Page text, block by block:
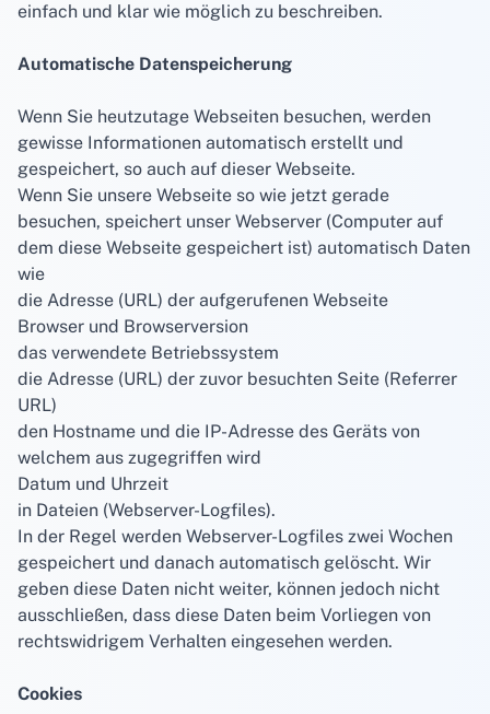
einfach und klar wie möglich zu beschreiben.
Automatische Datenspeicherung
Wenn Sie heutzutage Webseiten besuchen, werden
gewisse Informationen automatisch erstellt und
gespeichert, so auch auf dieser Webseite.
Wenn Sie unsere Webseite so wie jetzt gerade
besuchen, speichert unser Webserver (Computer auf
dem diese Webseite gespeichert ist) automatisch Daten
wie
die Adresse (URL) der aufgerufenen Webseite
Browser und Browserversion
das verwendete Betriebssystem
die Adresse (URL) der zuvor besuchten Seite (Referrer
URL)
den Hostname und die IP-Adresse des Geräts von
welchem aus zugegriffen wird
Datum und Uhrzeit
in Dateien (Webserver-Logfiles).
In der Regel werden Webserver-Logfiles zwei Wochen
gespeichert und danach automatisch gelöscht. Wir
geben diese Daten nicht weiter, können jedoch nicht
ausschließen, dass diese Daten beim Vorliegen von
rechtswidrigem Verhalten eingesehen werden.
Cookies